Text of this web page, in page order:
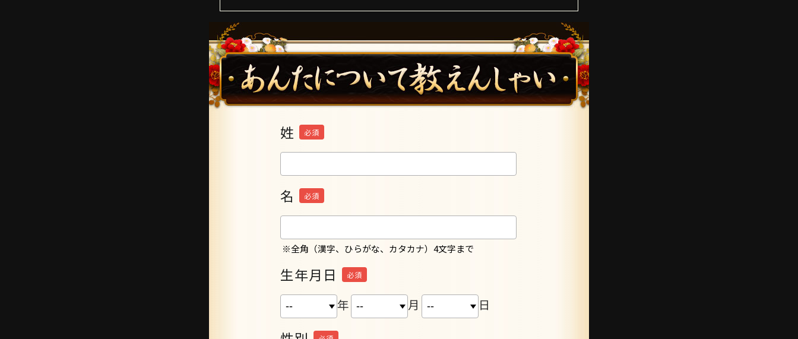
姓 必須
名 必須
※全角（漢字、ひらがな、カタカナ）4文字まで
生年月日 必須
年 月 日